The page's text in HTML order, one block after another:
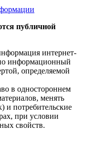
публичной
интернет-
информационный
определяемой
в одностороннем
менять
и потребительские
при условии
свойств.